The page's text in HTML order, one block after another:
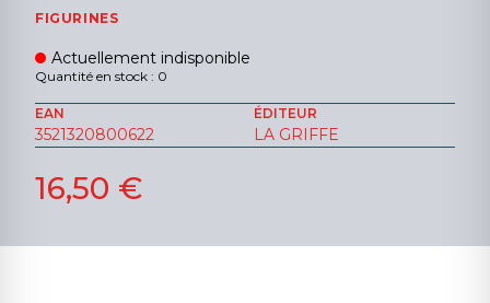
FIGURINES
Actuellement indisponible
Quantité en stock : 0
EAN
3521320800622
ÉDITEUR
LA GRIFFE
16,50 €